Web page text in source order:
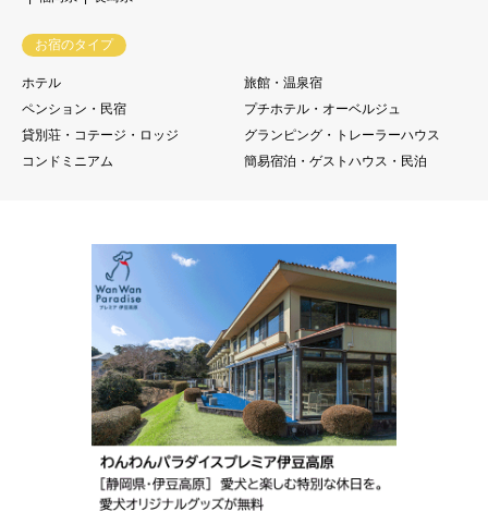
お宿のタイプ
ホテル
旅館・温泉宿
ペンション・民宿
プチホテル・オーベルジュ
貸別荘・コテージ・ロッジ
グランピング・トレーラーハウス
コンドミニアム
簡易宿泊・ゲストハウス・民泊